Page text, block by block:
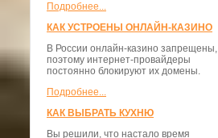
Подробнее...
КАК УСТРОЕНЫ ОНЛАЙН-КАЗИНО
В России онлайн-казино запрещены,
поэтому интернет-провайдеры
постоянно блокируют их домены.
Подробнее...
КАК ВЫБРАТЬ КУХНЮ
Вы решили, что настало время